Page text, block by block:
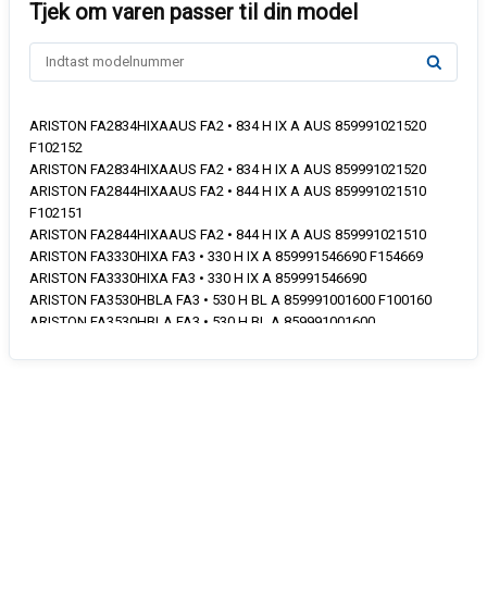
ARISTON FA2834HIXAAUS FA2 • 834 H IX A AUS 859991021520
F102152
ARISTON FA2834HIXAAUS FA2 • 834 H IX A AUS 859991021520
ARISTON FA2844HIXAAUS FA2 • 844 H IX A AUS 859991021510
F102151
ARISTON FA2844HIXAAUS FA2 • 844 H IX A AUS 859991021510
ARISTON FA3330HIXA FA3 • 330 H IX A 859991546690 F154669
ARISTON FA3330HIXA FA3 • 330 H IX A 859991546690
ARISTON FA3530HBLA FA3 • 530 H BL A 859991001600 F100160
ARISTON FA3530HBLA FA3 • 530 H BL A 859991001600
ARISTON FA3530HIXA FA3 • 530 H IX A 859991001590